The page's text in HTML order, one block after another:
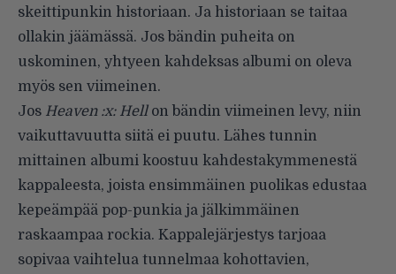
skeittipunkin historiaan. Ja historiaan se taitaa
ollakin jäämässä. Jos bändin puheita on
uskominen, yhtyeen kahdeksas albumi on oleva
myös sen viimeinen.
Jos Heaven :x: Hell on bändin viimeinen levy, niin
vaikuttavuutta siitä ei puutu. Lähes tunnin
mittainen albumi koostuu kahdestakymmenestä
kappaleesta, joista ensimmäinen puolikas edustaa
kepeämpää pop-punkia ja jälkimmäinen
raskaampaa rockia. Kappalejärjestys tarjoaa
sopivaa vaihtelua tunnelmaa kohottavien,